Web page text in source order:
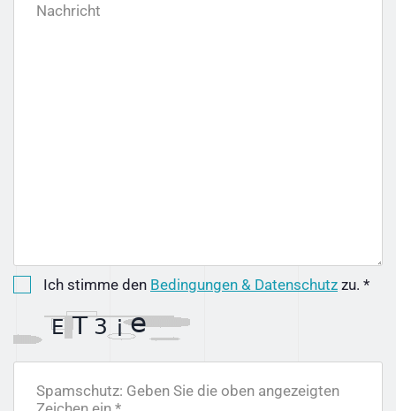
Nachricht
Ich stimme den Bedingungen & Datenschutz zu. *
Spamschutz: Geben Sie die oben angezeigten